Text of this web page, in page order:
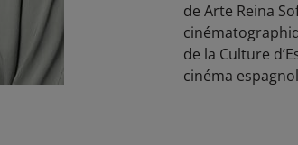
de Arte Reina
de la Culture
cinéma